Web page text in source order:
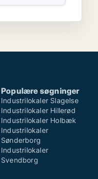
Populære søgninger
Industrilokaler Slagelse
Industrilokaler Hillerød
Industrilokaler Holbæk
Industrilokaler
Sønderborg
Industrilokaler
Svendborg